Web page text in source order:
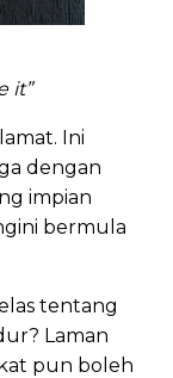
it”
Ini
dengan
impian
bermula
tentang
Laman
pun boleh